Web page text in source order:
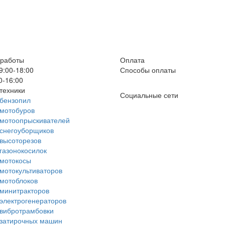
18:00
16:00
Оплата
Способы оплаты
машин
Социальные сети